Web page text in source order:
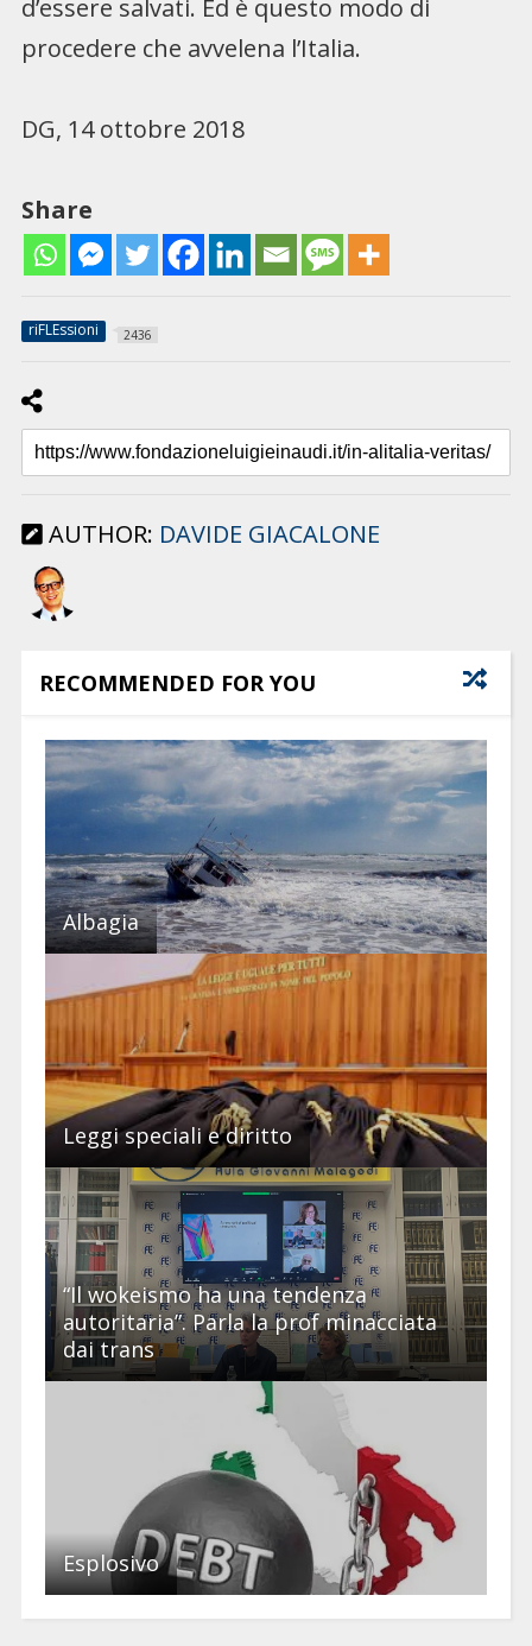
d’essere salvati. Ed è questo modo di
procedere che avvelena l’Italia.
DG, 14 ottobre 2018
Share
riFLEssioni 2436
AUTHOR: DAVIDE GIACALONE
RECOMMENDED FOR YOU
Albagia
Leggi speciali e diritto
“Il wokeismo ha una tendenza
autoritaria”. Parla la prof minacciata
dai trans
Esplosivo